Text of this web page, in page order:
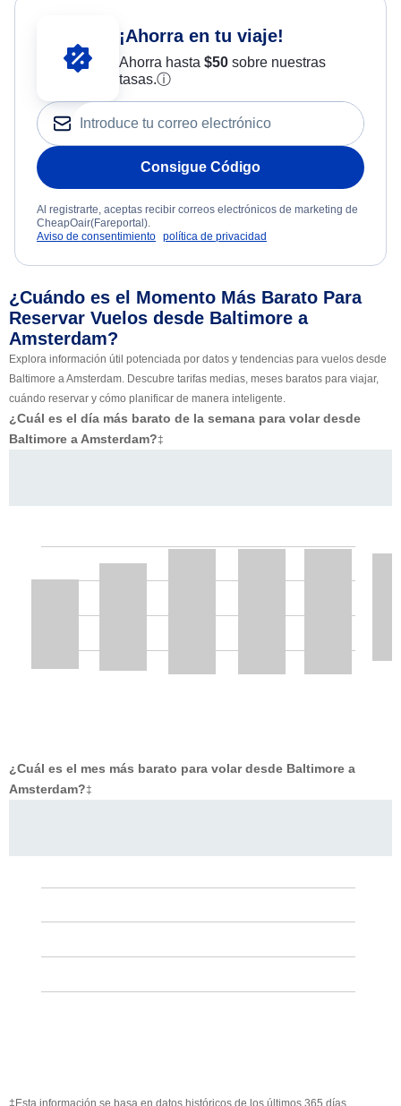
¡Ahorra en tu viaje!
Ahorra hasta $50sobre nuestras
tasas.ⓘ
Consigue Código
Al registrarte, aceptas recibir correos electrónicos de marketing de
CheapOair(Fareportal).
Aviso de consentimiento política de privacidad
¿Cuándo es el Momento Más Barato Para
Reservar Vuelos desde Baltimore a
Amsterdam?
Explora información útil potenciada por datos y tendencias para vuelos desde
Baltimore a Amsterdam. Descubre tarifas medias, meses baratos para viajar,
cuándo reservar y cómo planificar de manera inteligente.
¿Cuál es el día más barato de la semana para volar desde
Baltimore a Amsterdam?‡
¿Cuál es el mes más barato para volar desde Baltimore a
Amsterdam?‡